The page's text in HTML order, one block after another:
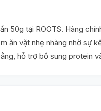
50g tại ROOTS. Hàng
ăn vặt nhẹ nhàng nhờ sự
hỗ trợ bổ sung protein